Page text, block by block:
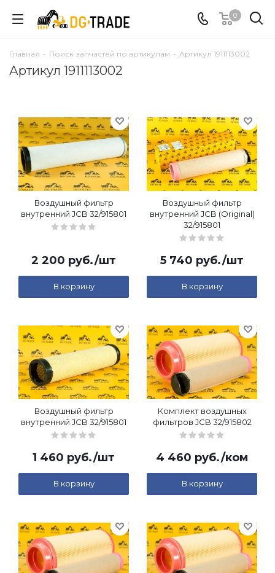
0
Главная - Поиск запчастей по артикулам - Артикул 1911113002
Артикул 1911113002
Воздушный фильтр
внутренний JCB 32/915801
2 200 руб./шт
В корзину
Воздушный фильтр
внутренний JCB (Original)
32/915801
5 740 руб./шт
В корзину
Воздушный фильтр
внутренний JCB 32/915801
1 460 руб./шт
В корзину
Комплект воздушных
фильтров JCB 32/915802
4 460 руб./ком
В корзину